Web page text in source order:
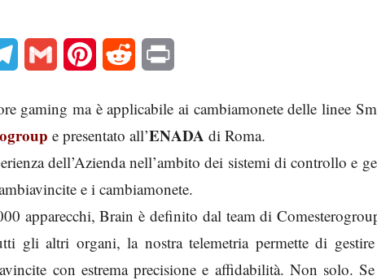
Telegram Gmail Pinterest Reddit
gaming ma è applicabile ai cambiamonete delle linee
e presentato all’ENADA di Roma.
dell’Azienda nell’ambito dei sistemi di controllo e
e i cambiamonete.
apparecchi, Brain è definito dal team di
gli altri organi, la nostra telemetria permette di
con estrema precisione e affidabilità. Non solo.